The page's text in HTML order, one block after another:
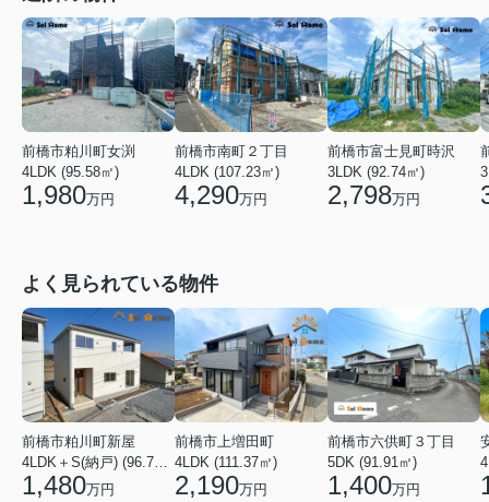
前橋市粕川町女渕
4LDK (95.58㎡)
1,980万円
前橋市南町２丁目
4LDK (107.23㎡)
4,290万円
前橋市富士見町時沢
3LDK (92.74㎡)
2,798万円
よく見られている物件
前橋市粕川町新屋
4LDK＋S(納戸) (96.78㎡)
1,480万円
前橋市上増田町
4LDK (111.37㎡)
2,190万円
前橋市六供町３丁目
5DK (91.91㎡)
1,400万円